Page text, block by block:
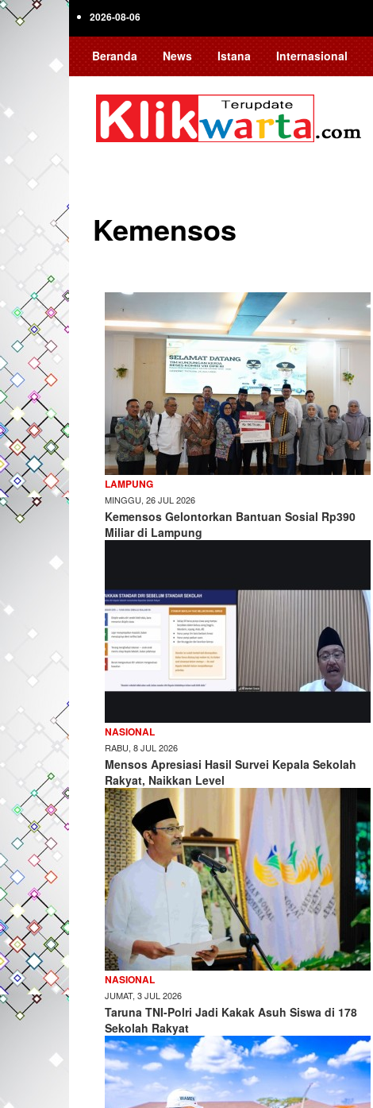
Skip
2026-08-06
Beranda News Istana Internasional
Kemensos
LAMPUNG
MINGGU, 26 JUL 2026
Kemensos Gelontorkan Bantuan Sosial Rp390
Miliar di Lampung
NASIONAL
RABU, 8 JUL 2026
Mensos Apresiasi Hasil Survei Kepala Sekolah
Rakyat, Naikkan Level
NASIONAL
JUMAT, 3 JUL 2026
Taruna TNI-Polri Jadi Kakak Asuh Siswa di 178
Sekolah Rakyat
Pagination